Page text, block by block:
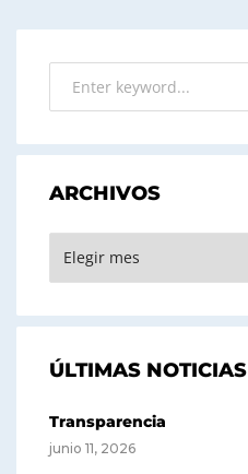
ARCHIVOS
ÚLTIMAS NOTICIAS
Transparencia
junio 11, 2026